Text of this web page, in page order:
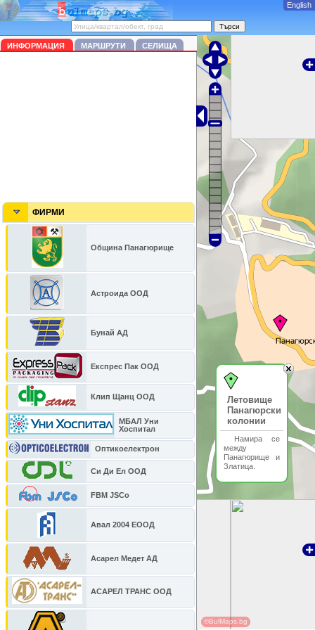
ИНФОРМАЦИЯ МАРШРУТИ СЕЛИЩА
ФИРМИ
Община Панагюрище
Астроида ООД
Бунай АД
Експрес Пак ООД
Клип Щанц ООД
МБАЛ Уни
Хоспитал
Оптикоелектрон
Си Ди Ел ООД
FBM JSCo
Авал 2004 ЕООД
Асарел Медет АД
АСАРЕЛ ТРАНС ООД
Летовище
Панагюрски
колонии
Намира се
между
Панагюрище и
Златица.
©BulMaps.bg
English